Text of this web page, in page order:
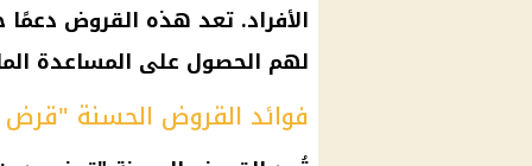
الأفراد. تعد هذه القروض دعمًا
لهم الحصول على المساعدة
فوائد القروض الحسنة "قرض